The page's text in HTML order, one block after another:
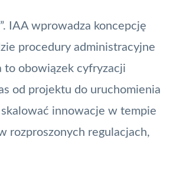
IAA wprowadza koncepcję
procedury administracyjne
to obowiązek cyfryzacji
od projektu do uruchomienia
innowacje w tempie
rozproszonych regulacjach,